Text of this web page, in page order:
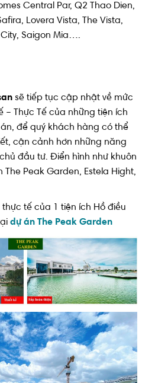
Central Par, Q2 Thao Dien,
Lovera Vista, The Vista,
City, Saigon Mia….
sẽ tiếp tục cập nhật về mức
– Thực Tế của những tiện ích
để quý khách hàng có thể
cận cảnh hơn những năng
đầu tư. Điển hình như khuôn
Peak Garden, Estela Hight,
tế của 1 tiện ích Hồ điều
dự án The Peak Garden